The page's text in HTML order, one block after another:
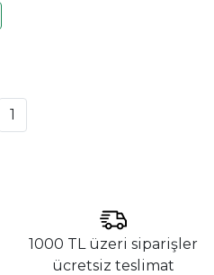
1
1000 TL üzeri siparişler
ücretsiz teslimat